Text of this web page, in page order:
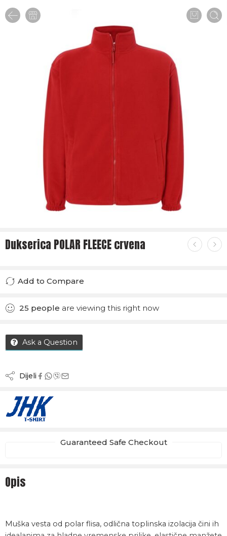
Dukserica POLAR FLEECE crvena
Add to Compare
25 people are viewing this right now
Ask a Question
Dijeli
Guaranteed Safe Checkout
Opis
Muška vesta od polar flisa, odlična toplinska izolacija čini ih